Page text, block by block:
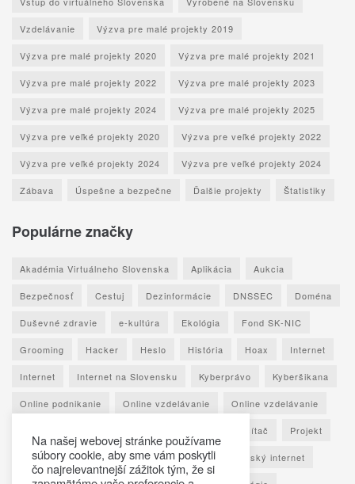
Vzdelávanie Výzva pre malé projekty 2019
Výzva pre malé projekty 2020 Výzva pre malé projekty 2021
Výzva pre malé projekty 2022 Výzva pre malé projekty 2023
Výzva pre malé projekty 2024 Výzva pre malé projekty 2025
Výzva pre veľké projekty 2020 Výzva pre veľké projekty 2022
Výzva pre veľké projekty 2024 Výzva pre veľké projekty 2024
Zábava Úspešne a bezpečne Ďalšie projekty Štatistiky
Populárne značky
Akadémia Virtuálneho Slovenska Aplikácia Aukcia
Bezpečnosť Cestuj Dezinformácie DNSSEC Doména
Duševné zdravie e-kultúra Ekológia Fond SK-NIC
Grooming Hacker Heslo História Hoax Internet
Internet Internet na Slovensku Kyberprávo Kyberšikana
Online podnikanie Online vzdelávanie Online vzdelávanie
Počítač Projekt
Ransomware Rozhovor Seniori Slovenský internet
Na našej webovej stránke používame
súbory cookie, aby sme vám poskytli
čo najrelevantnejší zážitok tým, že si